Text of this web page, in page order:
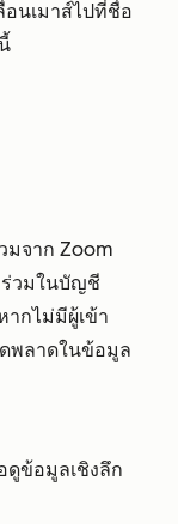
อนเมาส์ไปที่ชื่อ
นี้
มจาก Zoom
ร่วมในบัญชี
กไม่มีผู้เข้า
พลาดในข้อมูล
ดูข้อมูลเชิงลึก